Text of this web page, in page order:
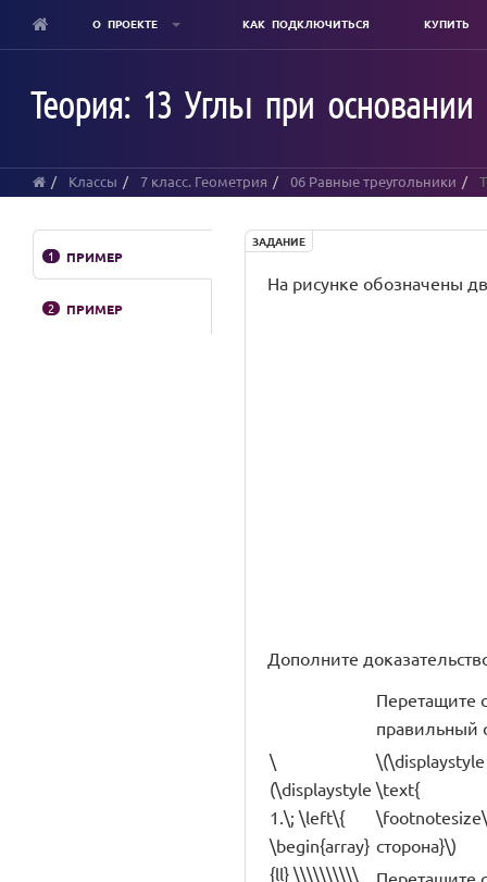
content
О ПРОЕКТЕ КАК ПОДКЛЮЧИТЬСЯ КУПИТЬ
Теория: 13 Углы при основании
Классы 7 класс. Геометрия 06 Равные треугольники
1 ПРИМЕР
2 ПРИМЕР
ЗАДАНИЕ
На рисунке обозначены
Дополните
\
(\displaystyle
1.\; \left\{
\begin{array}
{ll} \\\\\\\\\\
Перетащите
правильный
\(\displaystyle
\text{
сторона}\)
Перетащите